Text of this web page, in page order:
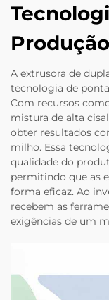
A extrusora de
tecnologia de
Com recursos
mistura de alta
obter resultados
milho. Essa
qualidade do
permitindo que as
forma eficaz. Ao
recebem as
exigências de um